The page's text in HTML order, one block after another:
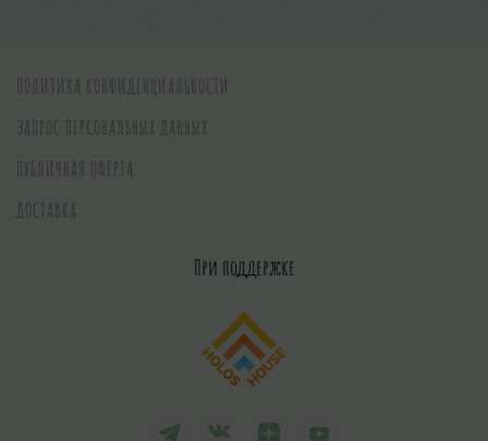
ПОЛИТИКА КОНФИДЕНЦИАЛЬНОСТИ
ЗАПРОС ПЕРСОНАЛЬНЫХ ДАННЫХ
ПУБЛИЧНАЯ ОФЕРТА
ДОСТАВКА
При поддержке